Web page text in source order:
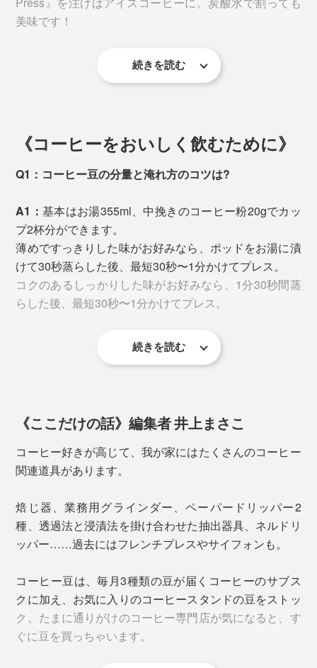
上部フィルターからガスを放出させながら蒸らします
7. そのままカップに注いでお召し上がりください
●ポッド上蓋のフィルター
上蓋の隙間に指を押し入れると、簡単にフィルターが外
れます。フィルターのフチに付いているシリコンゴムも
分解が可能。
シリコンゴムは無くさないようご注意を
●ポッド蓋とプランジャー
プランジャーを固定し、ポッド蓋を反時計方向にまわし
ので、こちらも紛失しないようご注意を。
美味です！
これが、本当においしい！！急冷しても、豆の香りがふ
っくらしていて、深い味わい。でもすっきりと飲めるの
氷を入れた牛乳の上から注ぐと、二層カフェオレもでき
続きを読む
《コーヒーをおいしく飲むために》
Q1：コーヒー豆の分量と淹れ方のコツは?
A1：基本はお湯355ml、中挽きのコーヒー粉20gでカッ
プ2杯分ができます。
薄めですっきりした味がお好みなら、ポッドをお湯に漬
けて30秒蒸らした後、最短30秒〜1分かけてプレス。
コクのあるしっかりした味がお好みなら、1分30秒間蒸
らした後、最短30秒〜1分かけてプレス。
下から3番目の点は、お湯の量250mlの目安。その場
続きを読む
《ここだけの話》編集者 井上まさこ
コーヒー好きが高じて、我が家にはたくさんのコーヒー
関連道具があります。
焙じ器、業務用グラインダー、ペーパードリッパー2
種、透過法と浸漬法を掛け合わせた抽出器具、ネルドリ
ッパー……過去にはフレンチプレスやサイフォンも。
コーヒー豆は、毎月3種類の豆が届くコーヒーのサブス
クに加え、お気に入りのコーヒースタンドの豆をストッ
ク。たまに通りがけのコーヒー専門店が気になると、す
ぐに豆を買っちゃいます。